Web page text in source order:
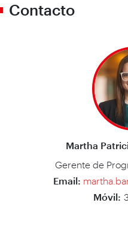
Contacto
Martha
Gerente de
Email:
Móvil: